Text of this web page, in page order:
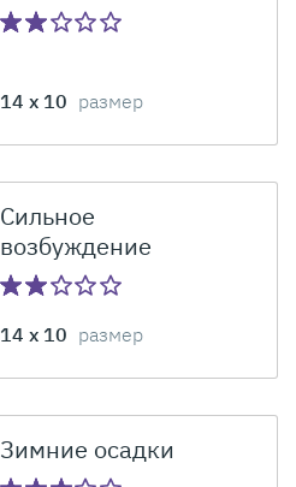
14 x 10 размер
Сильное
возбуждение
14 x 10 размер
Зимние осадки